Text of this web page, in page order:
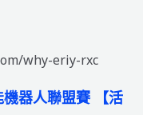
why-eriy-rxc
器人聯盟賽 【活